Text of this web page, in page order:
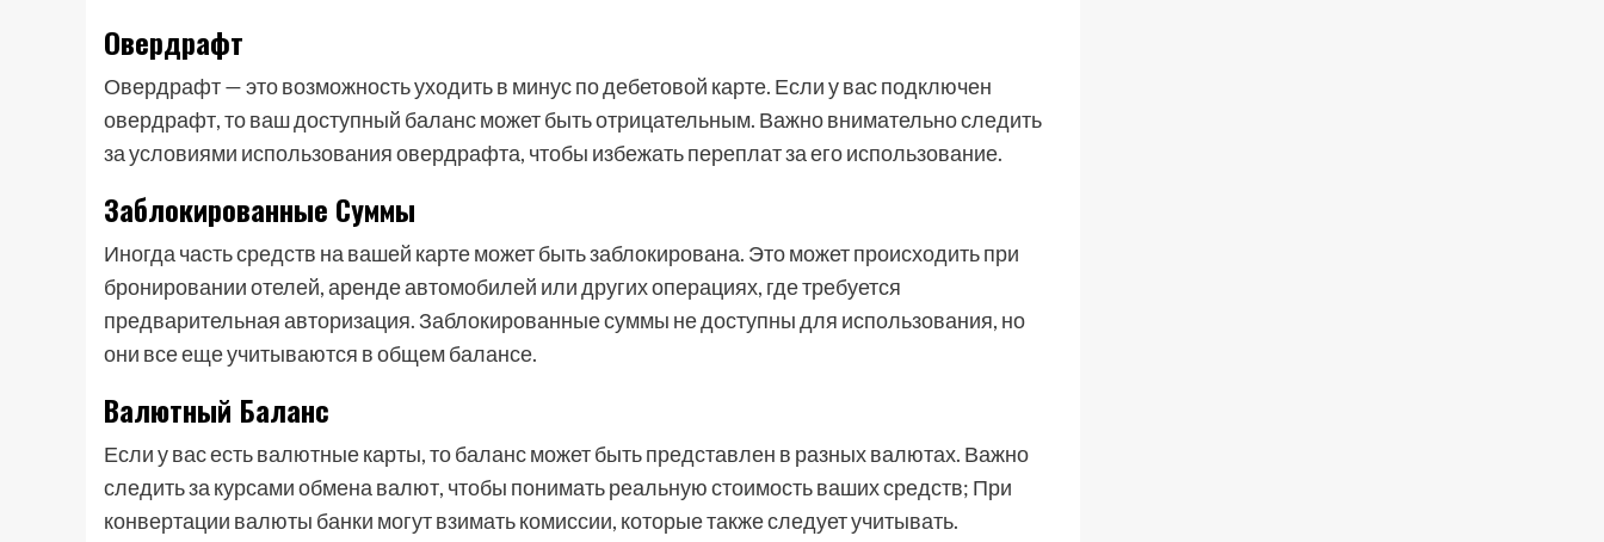
Овердрафт
Овердрафт — это возможность уходить в минус по дебетовой карте. Если у вас подключен
овердрафт, то ваш доступный баланс может быть отрицательным. Важно внимательно следить
за условиями использования овердрафта, чтобы избежать переплат за его использование.
Заблокированные Суммы
Иногда часть средств на вашей карте может быть заблокирована. Это может происходить при
бронировании отелей, аренде автомобилей или других операциях, где требуется
предварительная авторизация. Заблокированные суммы не доступны для использования, но
они все еще учитываются в общем балансе.
Валютный Баланс
Если у вас есть валютные карты, то баланс может быть представлен в разных валютах. Важно
следить за курсами обмена валют, чтобы понимать реальную стоимость ваших средств; При
конвертации валюты банки могут взимать комиссии, которые также следует учитывать.